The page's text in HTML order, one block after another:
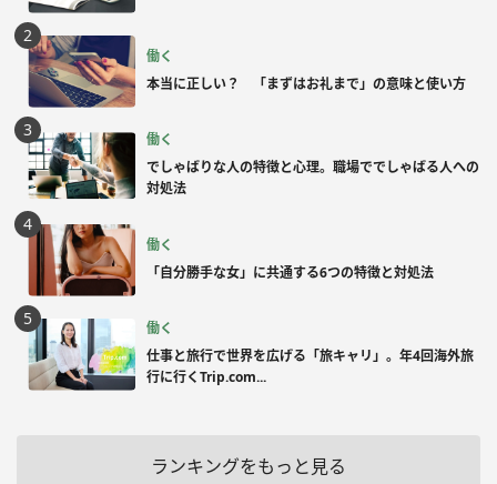
働く
本当に正しい？ 「まずはお礼まで」の意味と使い方
働く
でしゃばりな人の特徴と心理。職場ででしゃばる人への
対処法
働く
「自分勝手な女」に共通する6つの特徴と対処法
働く
仕事と旅行で世界を広げる「旅キャリ」。年4回海外旅
行に行くTrip.com...
ランキングをもっと見る